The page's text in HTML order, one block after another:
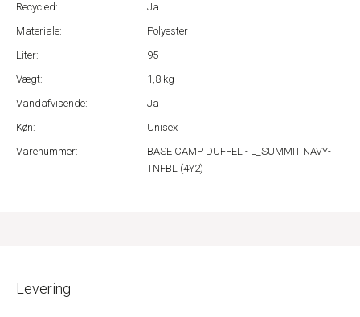
Recycled:
Ja
Materiale:
Polyester
Liter:
95
Vægt:
1,8 kg
Vandafvisende:
Ja
Køn:
Unisex
Varenummer:
BASE CAMP DUFFEL - L_SUMMIT NAVY-
TNFBL (4Y2)
Levering